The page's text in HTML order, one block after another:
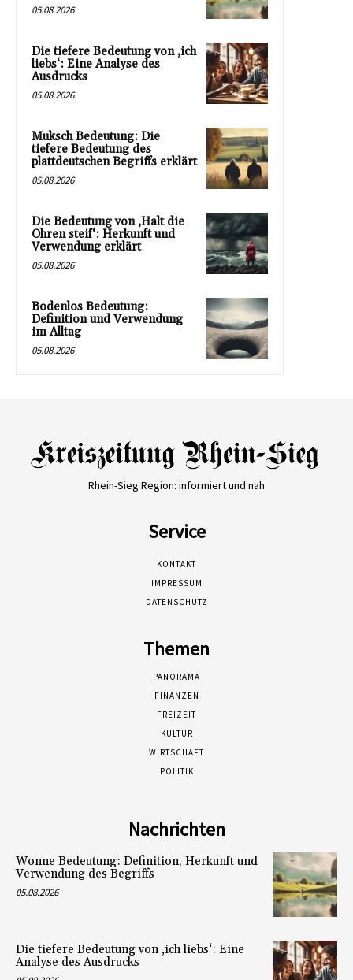
05.08.2026
Die tiefere Bedeutung von ‚ich
liebs‘: Eine Analyse des
Ausdrucks
05.08.2026
Muksch Bedeutung: Die
tiefere Bedeutung des
plattdeutschen Begriffs erklärt
05.08.2026
Die Bedeutung von ‚Halt die
Ohren steif‘: Herkunft und
Verwendung erklärt
05.08.2026
Bodenlos Bedeutung:
Definition und Verwendung
im Alltag
05.08.2026
Rhein-Sieg Region: informiert und nah
Service
KONTAKT
IMPRESSUM
DATENSCHUTZ
Themen
PANORAMA
FINANZEN
FREIZEIT
KULTUR
WIRTSCHAFT
POLITIK
Nachrichten
Wonne Bedeutung: Definition, Herkunft und
Verwendung des Begriffs
05.08.2026
Die tiefere Bedeutung von ‚ich liebs‘: Eine
Analyse des Ausdrucks